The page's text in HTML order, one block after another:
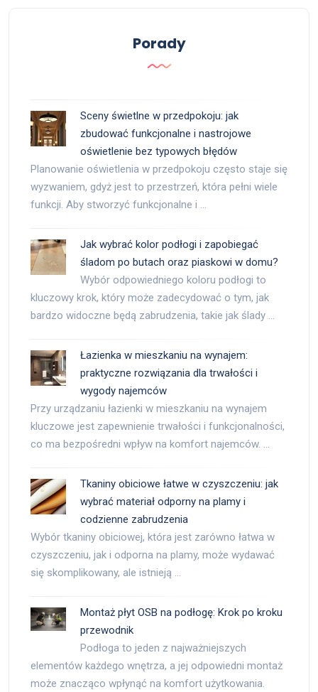
Porady
Sceny świetlne w przedpokoju: jak
zbudować funkcjonalne i nastrojowe
oświetlenie bez typowych błędów
Planowanie oświetlenia w przedpokoju często staje się
wyzwaniem, gdyż jest to przestrzeń, która pełni wiele
funkcji. Aby stworzyć funkcjonalne i …
Jak wybrać kolor podłogi i zapobiegać
śladom po butach oraz piaskowi w domu?
Wybór odpowiedniego koloru podłogi to
kluczowy krok, który może zadecydować o tym, jak
bardzo widoczne będą zabrudzenia, takie jak ślady …
Łazienka w mieszkaniu na wynajem:
praktyczne rozwiązania dla trwałości i
wygody najemców
Przy urządzaniu łazienki w mieszkaniu na wynajem
kluczowe jest zapewnienie trwałości i funkcjonalności,
co ma bezpośredni wpływ na komfort najemców. …
Tkaniny obiciowe łatwe w czyszczeniu: jak
wybrać materiał odporny na plamy i
codzienne zabrudzenia
Wybór tkaniny obiciowej, która jest zarówno łatwa w
czyszczeniu, jak i odporna na plamy, może wydawać
się skomplikowany, ale istnieją …
Montaż płyt OSB na podłogę: Krok po kroku
przewodnik
Podłoga to jeden z najważniejszych
elementów każdego wnętrza, a jej odpowiedni montaż
może znacząco wpłynąć na komfort użytkowania.